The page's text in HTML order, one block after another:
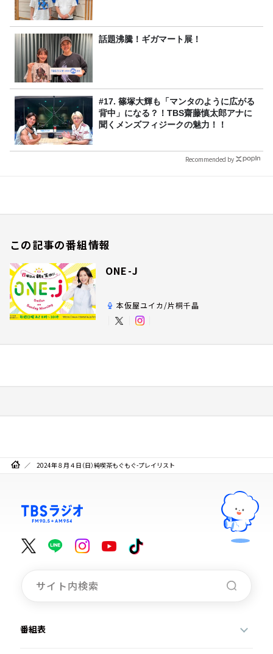
話題沸騰！ギガマート展！
#17. 篠塚大輝も「マンタのように広がる
背中」になる？！TBS齋藤慎太郎アナに
聞くメンズフィジークの魅力！！
Recommended by
この記事の番組情報
ONE-J
本仮屋ユイカ/片桐千晶
2024年８月４日（日）純喫茶もぐもぐ-プレイリスト
番組表